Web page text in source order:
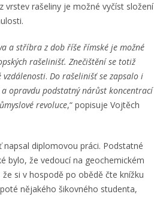
vrstev rašeliny je možné vyčíst složení
a stříbra z dob říše římské je možné
rašelinišť. Znečištění se totiž
vzdálenosti. Do rašelinišť se zapsalo i
opravdu podstatný nárůst koncentrací
revoluce,“ popisuje Vojtěch
napsal diplomovou práci. Podstatné
bylo, že vedoucí na geochemickém
si v hospodě po obědě čte knížku
nějakého šikovného studenta,